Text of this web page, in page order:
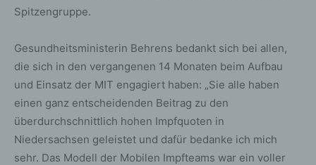
Spitzengruppe.
Gesundheitsministerin Behrens bedankt sich bei allen,
die sich in den vergangenen 14 Monaten beim Aufbau
und Einsatz der MIT engagiert haben: „Sie alle haben
einen ganz entscheidenden Beitrag zu den
überdurchschnittlich hohen Impfquoten in
Niedersachsen geleistet und dafür bedanke ich mich
sehr. Das Modell der Mobilen Impfteams war ein voller